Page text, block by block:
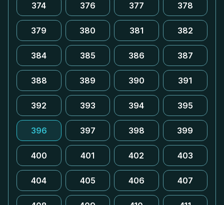
374 376 377 378
379 380 381 382
384 385 386 387
388 389 390 391
392 393 394 395
396 397 398 399
400 401 402 403
404 405 406 407